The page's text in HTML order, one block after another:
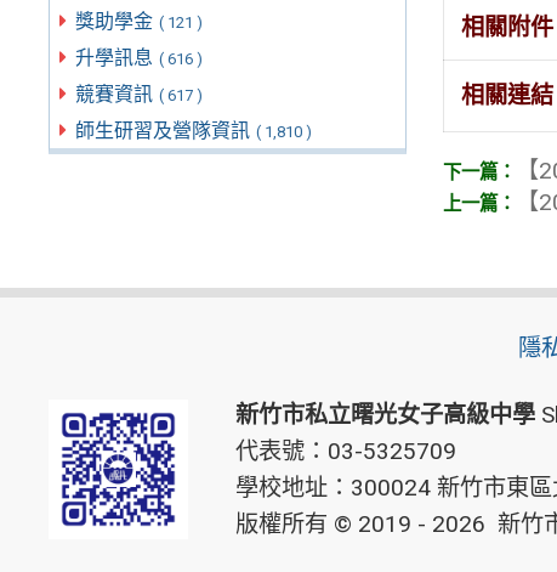
獎助學金 ( 121 )
升學訊息 ( 616 )
競賽資訊 ( 617 )
師生研習及營隊資訊 ( 1,810 )
相關附件
相關連結
【
【
隱
新竹市私立曙光女子高級中學
代表號：03-5325709
學校地址：300024 新竹市東
版權所有 © 2019 - 2026 新竹